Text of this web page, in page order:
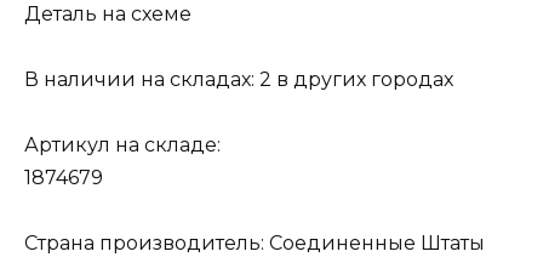
Деталь на схеме
В наличии на складах: 2 в других городах
Артикул на складе:
1874679
Страна производитель: Соединенные Штаты